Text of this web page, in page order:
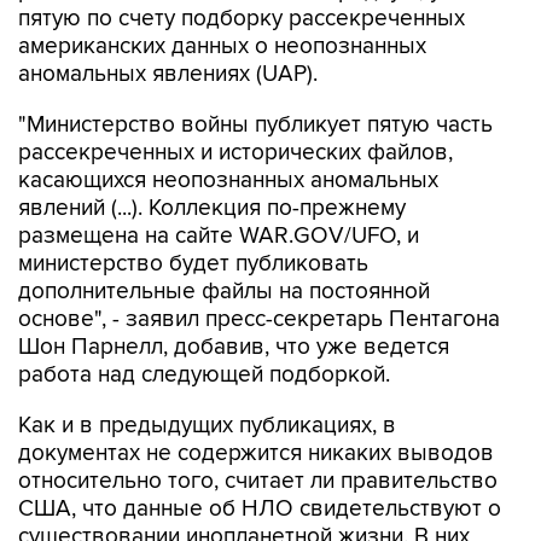
аномальных явлениях (UAP).
"Министерство войны публикует пятую часть
касающихся неопознанных аномальных
явлений (...). Коллекция по-прежнему
размещена на сайте WAR.GOV/UFO, и
министерство будет публиковать
дополнительные файлы на постоянной
основе", - заявил пресс-секретарь Пентагона
Шон Парнелл, добавив, что уже ведется
работа над следующей подборкой.
Как и в предыдущих публикациях, в
относительно того, считает ли правительство
США, что данные об НЛО свидетельствуют о
существовании инопланетной жизни. В них
также не указывается, представляют ли НЛО